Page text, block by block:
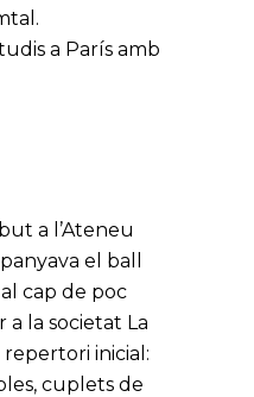
a París amb
a l’Ateneu
el ball
cap de poc
la societat La
inicial:
cuplets de